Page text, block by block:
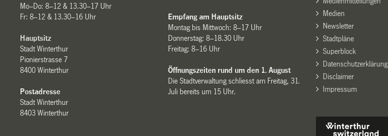
Mo–Do: 8–12 & 13.30–17 Uhr
Fr: 8–12 & 13.30–16 Uhr
Hauptsitz
Stadt Winterthur
Pionierstrasse 7
8400 Winterthur
Postadresse
Stadt Winterthur
8403 Winterthur
Empfang am Hauptsitz
Montag bis Mittwoch: 8–17 Uhr
Donnerstag: 8–18.30 Uhr
Freitag: 8–16 Uhr
Öffnungszeiten rund um den 1. August
Die Stadtverwaltung schliesst am Freitag, 31.
Juli bereits um 15 Uhr.
Medien
Newsletter
Stadtpläne
Superblock
Datenschutzerklärung
Disclaimer
Impressum